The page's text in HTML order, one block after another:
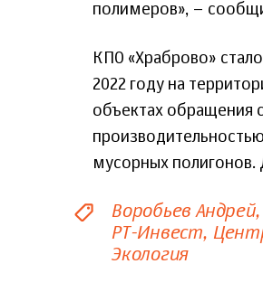
полимеров», –
КПО «Храброво»
2022 году на
объектах
мусорных полигонов.
Воробьев Андрей
РТ-Инвест
Экология